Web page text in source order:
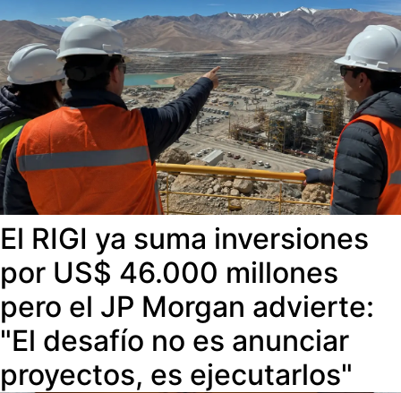
El RIGI ya suma inversiones
por US$ 46.000 millones
pero el JP Morgan advierte:
"El desafío no es anunciar
proyectos, es ejecutarlos"